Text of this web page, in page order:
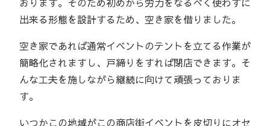
出来る形態を設計するため、空き家を借りました。
空き家であれば通常イベントのテントを立てる作業が
簡略化されますし、戸締りをすれば閉店できます。そ
んな工夫を施しながら継続に向けて頑張っておりま
す。
いつかこの地域がこの商店街イベントを皮切りにオセ